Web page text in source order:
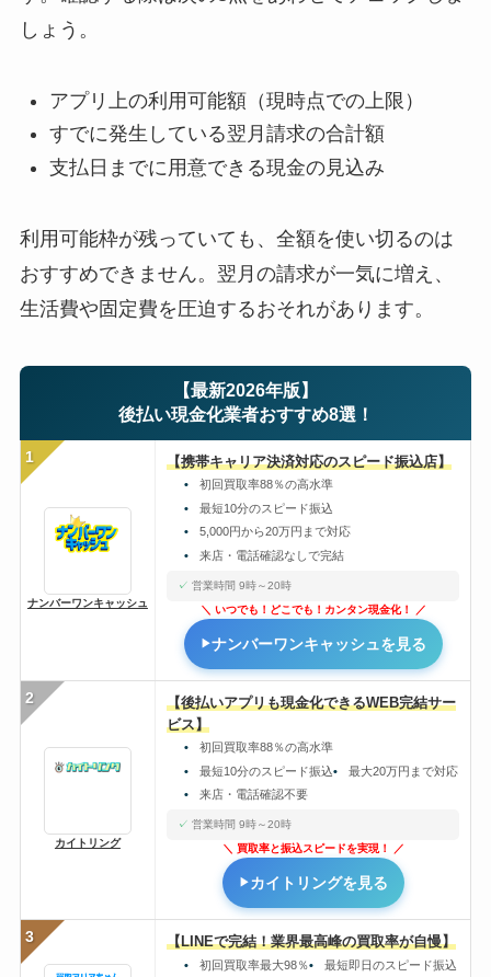
しょう。
アプリ上の利用可能額（現時点での上限）
すでに発生している翌月請求の合計額
支払日までに用意できる現金の見込み
利用可能枠が残っていても、全額を使い切るのは
おすすめできません。翌月の請求が一気に増え、
生活費や固定費を圧迫するおそれがあります。
【最新2026年版】
後払い現金化業者おすすめ8選！
1
ナンバーワンキャッシュ
【携帯キャリア決済対応のスピード振込店】
初回買取率88％の高水準
最短10分のスピード振込
5,000円から20万円まで対応
来店・電話確認なしで完結
営業時間 9時～20時
いつでも！どこでも！カンタン現金化！
ナンバーワンキャッシュを見る
2
カイトリング
【後払いアプリも現金化できるWEB完結サー
ビス】
初回買取率88％の高水準
最短10分のスピード振込
最大20万円まで対応
来店・電話確認不要
営業時間 9時～20時
買取率と振込スピードを実現！
カイトリングを見る
3 【LINEで完結！業界最高峰の買取率が自慢】
初回買取率最大98％
最短即日のスピード振込